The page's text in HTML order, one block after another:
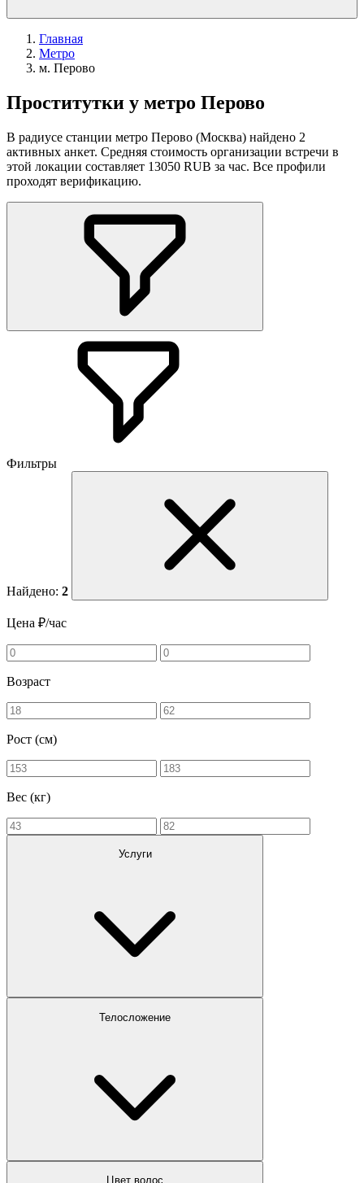
Главная
Метро
м. Перово
Проститутки у метро Перово
В радиусе станции метро Перово (Москва) найдено 2
активных анкет. Средняя стоимость организации встречи в
этой локации составляет 13050 RUB за час. Все профили
проходят верификацию.
Фильтры
Найдено: 2
Цена ₽/час
Возраст
Рост (см)
Вес (кг)
Услуги
Телосложение
Цвет волос